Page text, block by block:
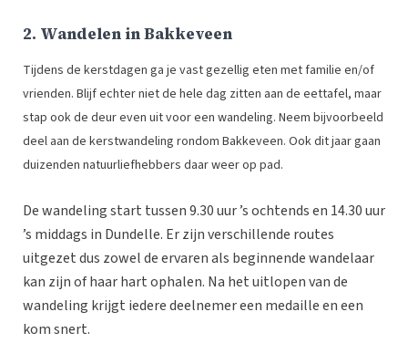
2. Wandelen in Bakkeveen
Tijdens de kerstdagen ga je vast gezellig eten met familie en/of
vrienden. Blijf echter niet de hele dag zitten aan de eettafel, maar
stap ook de deur even uit voor een wandeling. Neem bijvoorbeeld
deel aan de kerstwandeling rondom Bakkeveen. Ook dit jaar gaan
duizenden natuurliefhebbers daar weer op pad.
De wandeling start tussen 9.30 uur ’s ochtends en 14.30 uur
’s middags in Dundelle. Er zijn verschillende routes
uitgezet dus zowel de ervaren als beginnende wandelaar
kan zijn of haar hart ophalen. Na het uitlopen van de
wandeling krijgt iedere deelnemer een medaille en een
kom snert.